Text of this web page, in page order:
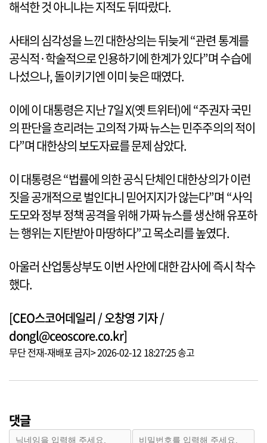
해석한 것 아니냐는 지적도 뒤따랐다.
사태의 심각성을 느낀 대한상의는 뒤늦게 “관련 통계를
공식적·학술적으로 인용하기에 한계가 있다”며 수습에
나섰으나, 돌이키기엔 이미 늦은 때였다.
이에 이 대통령은 지난 7일 X(옛 트위터)에 “주권자 국민
의 판단을 흐리려는 고의적 가짜 뉴스는 민주주의의 적이
다”며 대한상의 보도자료를 문제 삼았다.
이 대통령은 “법률에 의한 공식 단체인 대한상의가 이런
짓을 공개적으로 벌인다니 믿어지지가 않는다”며 “사익
도모와 정부 정책 공격을 위해 가짜 뉴스를 생산해 유포하
는 행위는 지탄받아 마땅하다”고 목소리를 높였다.
아울러 산업통상부도 이번 사안에 대한 감사에 즉시 착수
했다.
[CEO스코어데일리 / 오창영 기자 /
dongl@ceoscore.co.kr]
무단 전재-재배포 금지> 2026-02-12 18:27:25 송고
댓글